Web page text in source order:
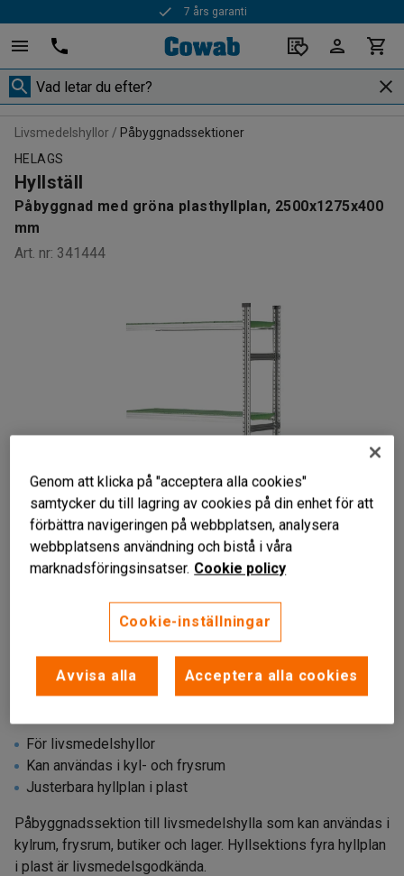
Snabba leveranser
Livsmedelshyllor
Påbyggnadssektioner
HELAGS
Hyllställ
Påbyggnad med gröna plasthyllplan, 2500x1275x400
mm
Art. nr: 341444
För livsmedelshyllor
Kan användas i kyl- och frysrum
Justerbara hyllplan i plast
Påbyggnadssektion till livsmedelshylla som kan användas i
kylrum, frysrum, butiker och lager. Hyllsektions fyra hyllplan
i plast är livsmedelsgodkända.
Genom att klicka på "acceptera alla cookies"
samtycker du till lagring av cookies på din enhet för att
förbättra navigeringen på webbplatsen, analysera
webbplatsens användning och bistå i våra
marknadsföringsinsatser. Cookie policy
Cookie-inställningar
Avvisa alla Acceptera alla cookies